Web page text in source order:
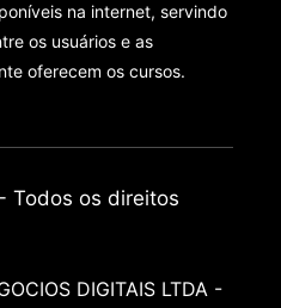
na internet, servindo
os usuários e as
oferecem os cursos.
Todos os direitos
DIGITAIS LTDA -